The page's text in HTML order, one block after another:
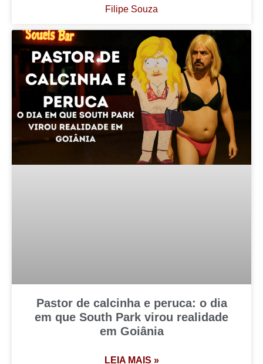
Filipe Souza
Pastor de calcinha e peruca: o dia
em que South Park virou realidade
em Goiânia
LEIA MAIS »